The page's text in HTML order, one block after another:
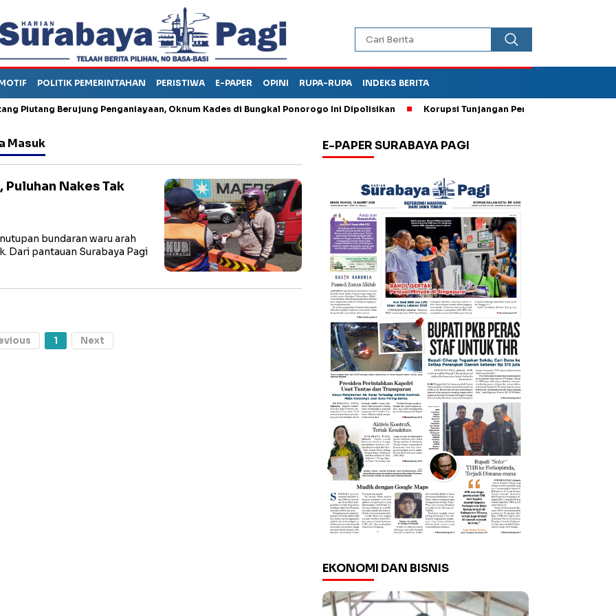
POLITIK PEMERINTAHAN PERISTIWA E-PAPER OPINI RUPA-RUPA INDEKS BERITA
Berujung Penganiayaan, Oknum Kades di Bungkal Ponorogo Ini Dipolisikan Korupsi Tunjangan Perumahan DPRD
Masuk
Nakes Tak
bundaran waru arah
Dari pantauan Surabaya Pagi
1 Next
E-PAPER SURABAYA PAGI
EKONOMI DAN BISNIS